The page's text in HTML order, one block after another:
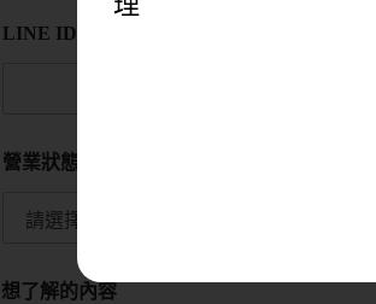
LINE ID
營業狀態
想了解的內容